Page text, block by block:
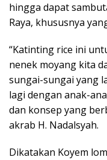
hingga dapat
Raya, khususnya
“Katinting rice ini
nenek moyang kita
sungai-sungai yang
lagi dengan anak-
dan konsep yang
akrab H. Nadalsyah.
Dikatakan Koyem